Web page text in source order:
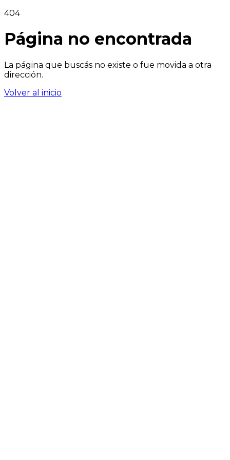
404
Página no encontrada
La página que buscás no existe o fue movida a otra
dirección.
Volver al inicio